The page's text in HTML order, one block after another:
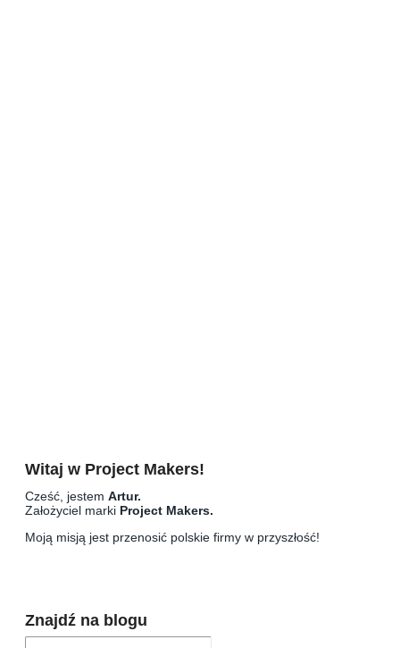
Witaj w Project Makers!
Cześć, jestem Artur.
Założyciel marki Project Makers.
Moją misją jest przenosić polskie firmy w przyszłość!
Znajdź na blogu